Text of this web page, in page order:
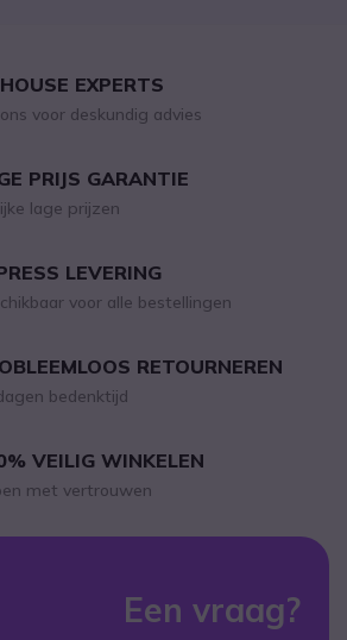
EXPERTS
voor deskundig advies
PRIJS GARANTIE
lage prijzen
LEVERING
voor alle bestellingen
RETOURNEREN
bedenktijd
VEILIG WINKELEN
met vertrouwen
Een vraag?